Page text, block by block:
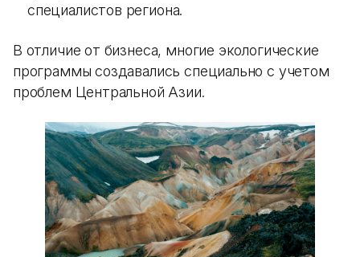
специалистов региона.
В отличие от бизнеса, многие экологические
программы создавались специально с учетом
проблем Центральной Азии.